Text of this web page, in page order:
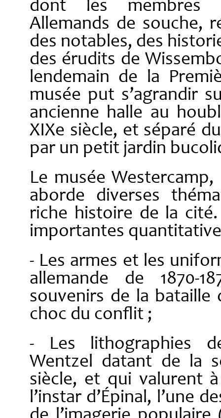
dont les membres
Allemands de souche,
des notables, des
des érudits de
lendemain de la
musée put s’agrandir
ancienne halle au
XIXe siècle, et séparé
par un petit jardin
Le musée
aborde diverses
riche histoire de la
importantes
- Les armes et les
allemande de 1870-
souvenirs de la bataille
choc du conflit ;
- Les lithographies
Wentzel datant de la
siècle, et qui valurent
l’instar d’Épinal, l’une